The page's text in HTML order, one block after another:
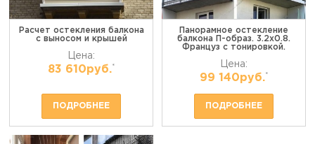
Расчет остекления балкона
с выносом и крышей
Цена:
83 610руб.*
ПОДРОБНЕЕ
Панорамное остекление
балкона П-образ. 3.2х0.8.
Француз с тонировкой.
Цена:
99 140руб.*
ПОДРОБНЕЕ